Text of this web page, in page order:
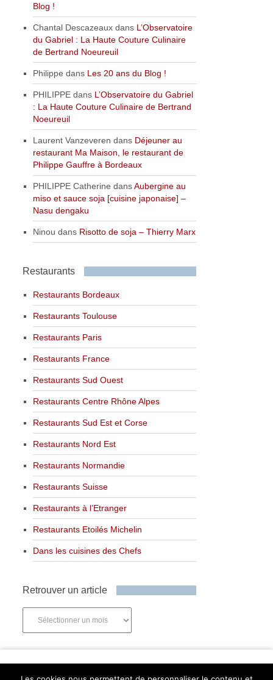
Blog !
Chantal Descazeaux dans L’Observatoire
du Gabriel : La Haute Couture Culinaire
de Bertrand Noeureuil
Philippe dans Les 20 ans du Blog !
PHILIPPE dans L’Observatoire du Gabriel
: La Haute Couture Culinaire de Bertrand
Noeureuil
Laurent Vanzeveren dans Déjeuner au
restaurant Ma Maison, le restaurant de
Philippe Gauffre à Bordeaux
PHILIPPE Catherine dansAubergine au
miso et sauce soja [cuisine japonaise] –
Nasu dengaku
Ninou dans Risotto de soja – Thierry Marx
Restaurants
Restaurants Bordeaux
Restaurants Toulouse
Restaurants Paris
Restaurants France
Restaurants Sud Ouest
Restaurants Centre Rhône Alpes
Restaurants Sud Est et Corse
Restaurants Nord Est
Restaurants Normandie
Restaurants Suisse
Restaurants à l’Etranger
Restaurants Etoilés Michelin
Dans les cuisines des Chefs
Retrouver un article